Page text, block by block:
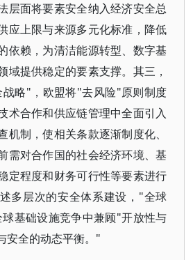
层面将要素安全纳入经济安全总
应上限与来源多元化标准，降低
依赖，为清洁能源转型、数字基
域提供稳定的要素支撑。其三，
略"，欧盟将"去风险"原则制度
术合作和供应链管理中全面引入
机制，使相关条款逐渐制度化、
需对合作国的社会经济环境、基
定程度和财务可行性等要素进行
多层次的安全体系建设，"全球
基础设施竞争中兼顾"开放性与
安全的动态平衡。"